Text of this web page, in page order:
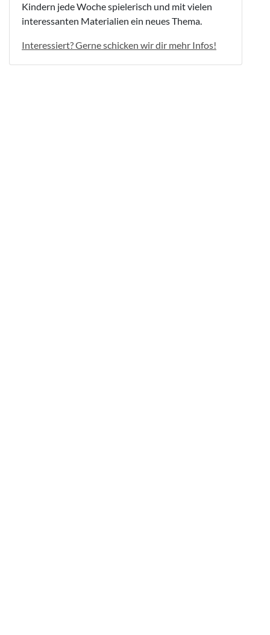
Kindern jede Woche spielerisch und mit vielen
interessanten Materialien ein neues Thema.
Interessiert? Gerne schicken wir dir mehr Infos!